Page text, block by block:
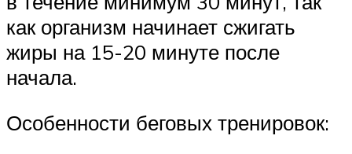
как организм начинает сжигать
жиры на 15-20 минуте после
начала.
Особенности беговых тренировок: